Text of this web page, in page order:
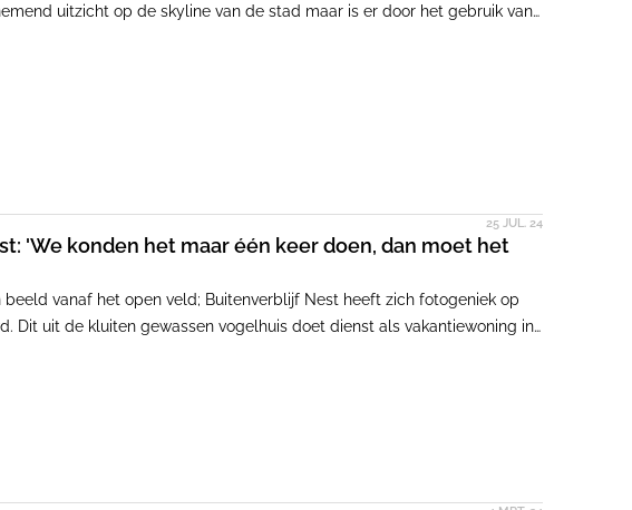
uitzicht op de skyline van de stad maar is er door het gebruik van
25 JUL. 24
'We konden het maar één keer doen, dan moet het
vanaf het open veld; Buitenverblijf Nest heeft zich fotogeniek op
Dit uit de kluiten gewassen vogelhuis doet dienst als vakantiewoning in